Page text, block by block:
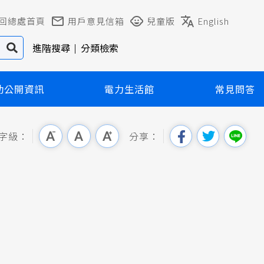
總處首頁 用戶意見信箱 兒童版 English
進階搜尋 分類檢索
公開資訊 電力生活館 常見問答
級： 分享：